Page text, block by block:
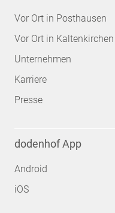
Vor Ort in Posthausen
Vor Ort in Kaltenkirchen
Unternehmen
Karriere
Presse
dodenhof App
Android
iOS